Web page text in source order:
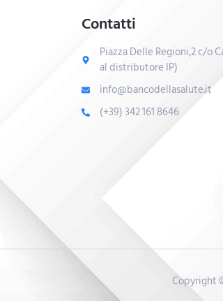
Contatti
Piazza Delle Regioni,2 c/o
al distributore IP)
info@bancodellasalute.it
(+39) 342 161 8646
Copyright